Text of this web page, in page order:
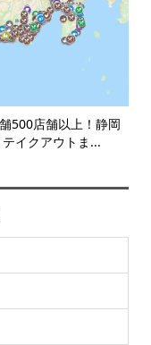
500店舗以上！静岡
イクアウトま...